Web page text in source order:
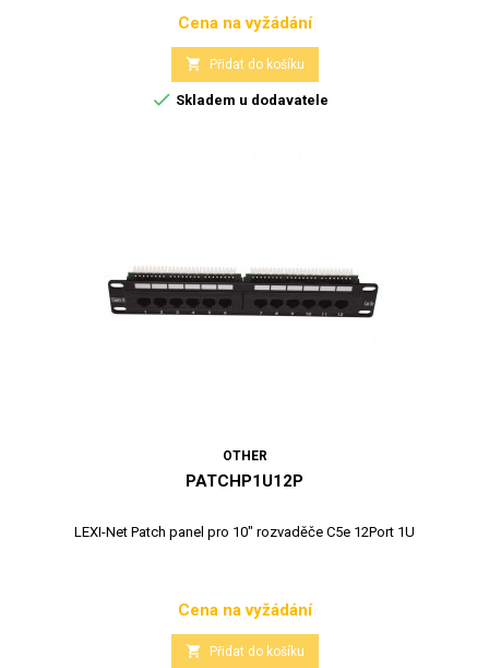
Cena
Cena na vyžádání
 Přidat do košíku
 Skladem u dodavatele
OTHER
PATCHP1U12P
LEXI-Net Patch panel pro 10" rozvaděče C5e 12Port 1U
Cena
Cena na vyžádání
 Přidat do košíku